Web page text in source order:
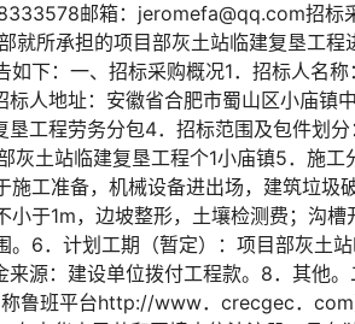
邮箱：jeromefa@qq.com招标
就所承担的项目部灰土站临建复垦工程
下：一、招标采购概况1．招标人名称
人地址：安徽省合肥市蜀山区小庙镇
工程劳务分包4．招标范围及包件划分
灰土站临建复垦工程个1小庙镇5．施工
工准备，机械设备进出场，建筑垃圾
于1m，边坡整形，土壤检测费；沟槽
6．计划工期（暂定）：项目部灰土
源：建设单位拨付工程款。8．其他。
鲁班平台http://www．crecgec．